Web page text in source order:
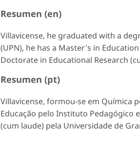
Resumen (en)
Villavicense, he graduated with a
(UPN), he has a Master's in
Doctorate in Educational Research
Resumen (pt)
Villavicense, formou-se em Química
Educação pelo Instituto Pedagógico
(cum laude) pela Universidade de